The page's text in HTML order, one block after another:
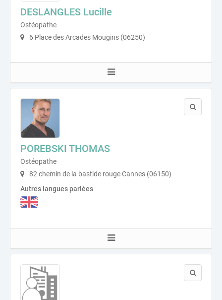
DESLANGLES Lucille
Ostéopathe
6 Place des Arcades Mougins (06250)
POREBSKI THOMAS
Ostéopathe
82 chemin de la bastide rouge Cannes (06150)
Autres langues parlées